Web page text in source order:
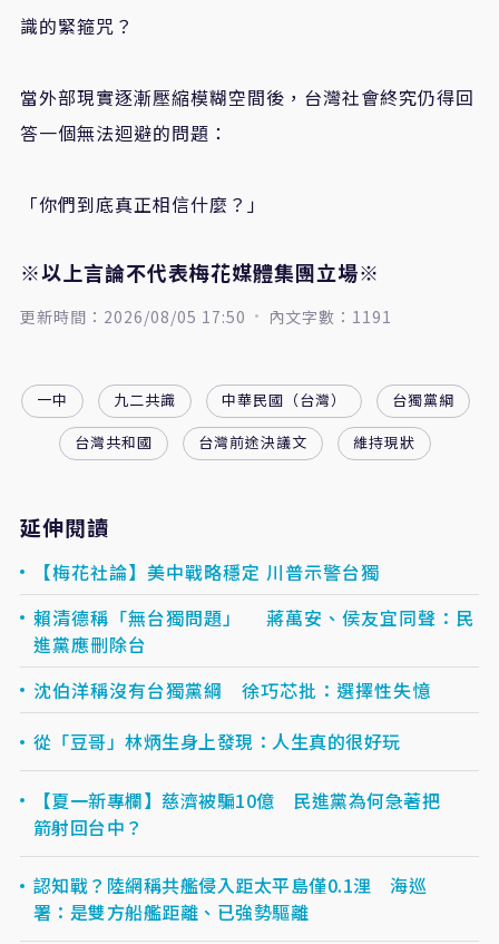
識的緊箍咒？
當外部現實逐漸壓縮模糊空間後，台灣社會終究仍得回
答一個無法迴避的問題：
「你們到底真正相信什麼？」
※以上言論不代表梅花媒體集團立場※
更新時間：2026/08/05 17:50 內文字數：1191
一中 九二共識 中華民國（台灣）
台獨黨綱
台灣共和國
台灣前途決議文 維持現狀
延伸閱讀
【梅花社論】美中戰略穩定 川普示警台獨
賴清德稱「無台獨問題」 蔣萬安、侯友宜同聲：民
進黨應刪除台
沈伯洋稱沒有台獨黨綱 徐巧芯批：選擇性失憶
從「豆哥」林炳生身上發現：人生真的很好玩
【夏一新專欄】慈濟被騙10億 民進黨為何急著把
箭射回台中？
認知戰？陸網稱共艦侵入距太平島僅0.1浬 海巡
署：是雙方船艦距離、已強勢驅離